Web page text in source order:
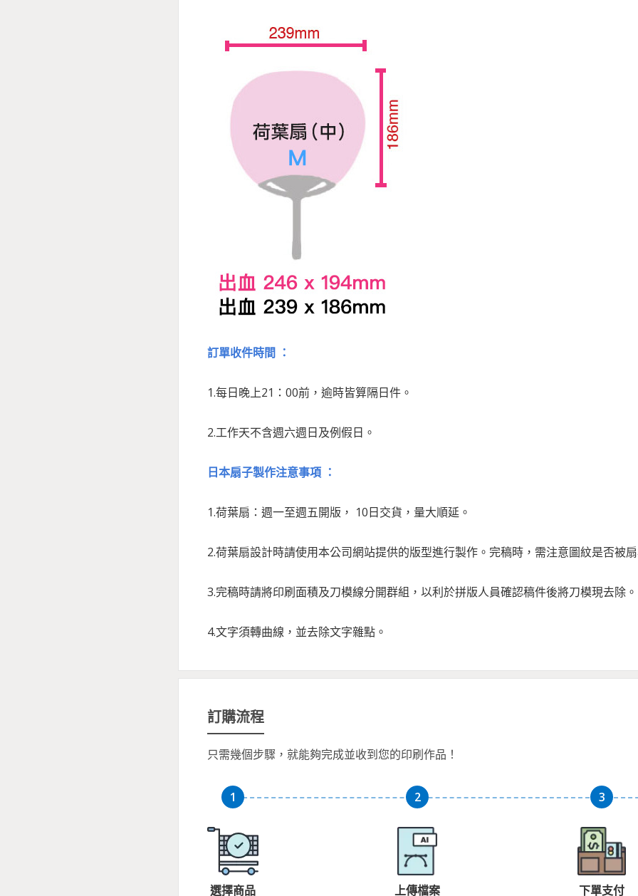
訂單收件時間 ：
1.每日晚上21：00前，逾時皆算隔日件。
2.工作天不含週六週日及例假日。
日本扇子製作注意事項 ：
1.荷葉扇：週一至週五開版， 10日交貨，量大順延。
2.荷葉扇設計時請使用本公司網站提供的版型進行製作。完稿時，需注意圖紋是否被
3.完稿時請將印刷面積及刀模線分開群組，以利於拼版人員確認稿件後將刀模現去除。
4.文字須轉曲線，並去除文字雜點。
訂購流程
只需幾個步驟，就能夠完成並收到您的印刷作品！
選擇商品 上傳檔案 下單支付